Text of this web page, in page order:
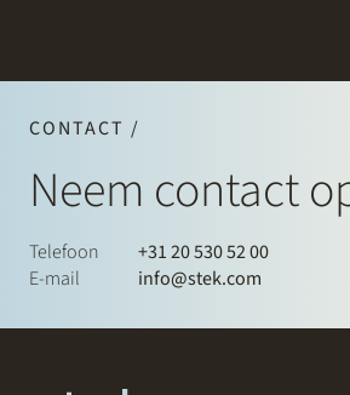
CONTACT /
Neem contact
Telefoon
+31 20 530 52 00
E-mail
info@stek.com